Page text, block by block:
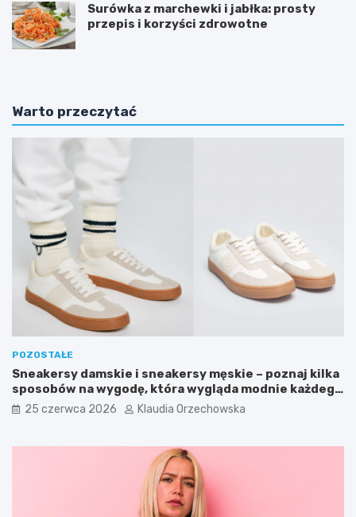
Surówka z marchewki i jabłka: prosty
przepis i korzyści zdrowotne
Warto przeczytać
POZOSTAŁE
Sneakersy damskie i sneakersy męskie – poznaj kilka
sposobów na wygodę, która wygląda modnie każdego
dnia25 czerwca 2026 Klaudia Orzechowska